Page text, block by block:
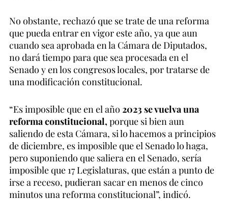
No obstante, rechazó que se trate de una reforma
que pueda entrar en vigor este año, ya que aun
cuando sea aprobada en la Cámara de Diputados,
no dará tiempo para que sea procesada en el
Senado y en los congresos locales, por tratarse de
una modificación constitucional.
“Es imposible que en el año 2023 se vuelva una
reforma constitucional, porque si bien aun
saliendo de esta Cámara, si lo hacemos a principios
de diciembre, es imposible que el Senado lo haga,
pero suponiendo que saliera en el Senado, sería
imposible que 17 Legislaturas, que están a punto de
irse a receso, pudieran sacar en menos de cinco
minutos una reforma constitucional”, indicó.